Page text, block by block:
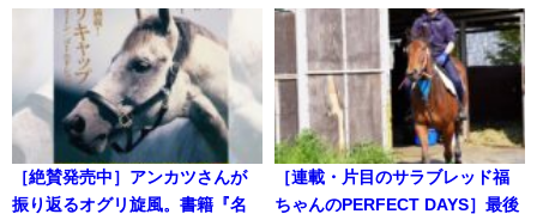
［絶賛発売中］アンカツさんが
振り返るオグリ旋風。書籍『名
［連載・片目のサラブレッド福
ちゃんのPERFECT DAYS］最後